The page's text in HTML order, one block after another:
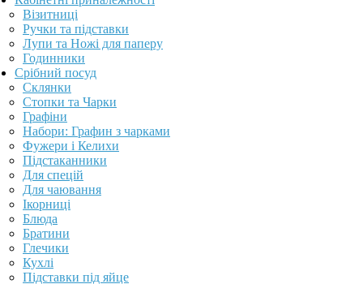
Візитниці
Ручки та підставки
Лупи та Ножі для паперу
Годинники
Срібний посуд
Склянки
Стопки та Чарки
Графіни
Набори: Графин з чарками
Фужери і Келихи
Підстаканники
Для спецій
Для чаювання
Ікорниці
Блюда
Братини
Глечики
Кухлі
Підставки під яйце